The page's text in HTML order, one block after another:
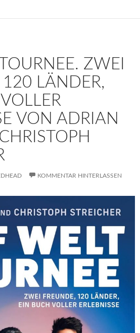
ZWEI
120 LÄNDER,
VON ADRIAN
KOMMENTAR HINTERLASSEN